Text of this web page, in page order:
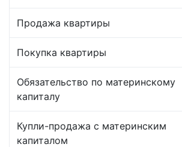
Продажа квартиры
Покупка квартиры
Обязательство по материнскому
капиталу
Купли-продажа с материнским
капиталом